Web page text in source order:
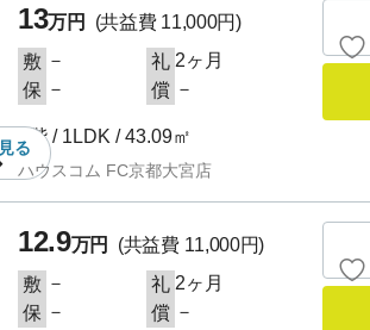
見る
13万円
(共益費 11,000円)
敷 － 礼 2ヶ月
保 － 償 －
7階 / 1LDK / 43.09㎡
ハウスコム FC京都大宮店
12.9万円
(共益費 11,000円)
敷 － 礼 2ヶ月
保 － 償 －